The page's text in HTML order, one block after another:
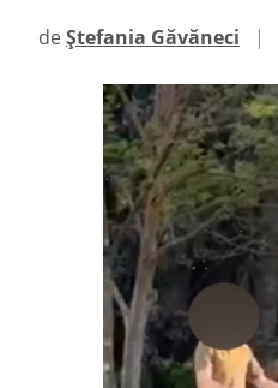
deȘtefania Găvăneci |